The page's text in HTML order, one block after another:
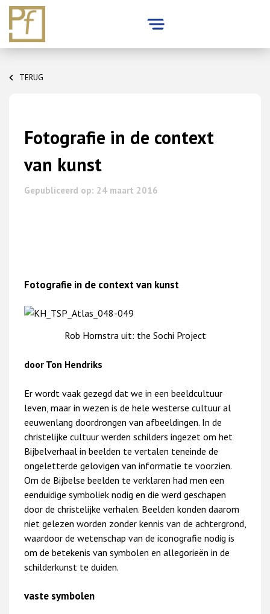
content
TERUG
Fotografie in de context
van kunst
Gepubliceerd op: 24 maart 2016
Fotografie in de context van kunst
Rob Hornstra uit: the Sochi Project
door Ton Hendriks
Er wordt vaak gezegd dat we in een beeldcultuur
leven, maar in wezen is de hele westerse cultuur al
eeuwenlang doordrongen van afbeeldingen. In de
christelijke cultuur werden schilders ingezet om het
Bijbelverhaal in beelden te vertalen teneinde de
ongeletterde gelovigen van informatie te voorzien.
Om de Bijbelse beelden te verklaren had men een
eenduidige symboliek nodig en die werd geschapen
door de christelijke verhalen. Beelden konden daarom
niet gelezen worden zonder kennis van de achtergrond,
waardoor de wetenschap van de iconografie nodig is
om de betekenis van symbolen en allegorieën in de
schilderkunst te duiden.
vaste symbolen